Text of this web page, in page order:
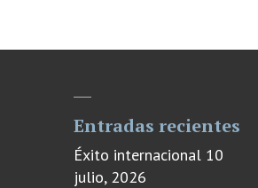
Entradas recientes
Éxito internacional 10
julio, 2026